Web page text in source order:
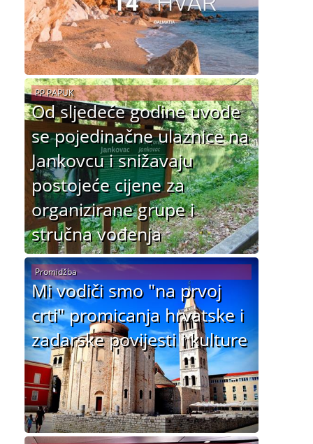
Od sljedeće godine uvode
se pojedinačne ulaznice na
Jankovcu i snižavaju
postojeće cijene za
organizirane grupe i
stručna vođenja
PP PAPUK
Mi vodiči smo "na prvoj
crti" promicanja hrvatske i
zadarske povijesti i kulture
Promidžba